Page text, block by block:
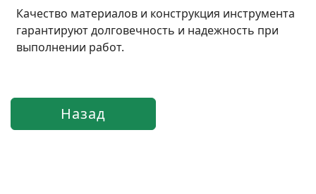
Качество материалов и конструкция инструмента
гарантируют долговечность и надежность при
выполнении работ.